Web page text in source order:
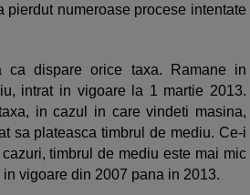
pierdut numeroase procese intentate
ca dispare orice taxa. Ramane in
intrat in vigoare la 1 martie 2013.
in cazul in care vindeti masina,
sa plateasca timbrul de mediu. Ce-i
timbrul de mediu este mai mic
vigoare din 2007 pana in 2013.